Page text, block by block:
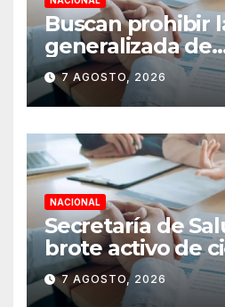
Buscan prohibir
generalizada de
antecedentes
obtener empleo
7 AGOSTO, 2026
NACIONAL
Secretaría de
brote activo de
en México y
a la población
7 AGOSTO, 2026